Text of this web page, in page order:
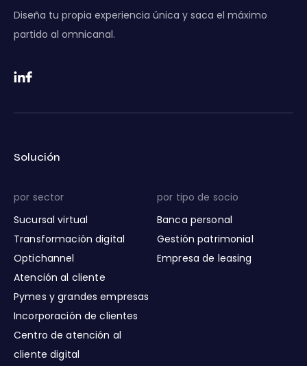
Diseña tu propia experiencia única y saca el máximo
partido al omnicanal.
Solución
por sector
Sucursal virtual
Transformación digital
Optichannel
Atención al cliente
Pymes y grandes empresas
Incorporación de clientes
Centro de atención al
cliente digital
por tipo de socio
Banca personal
Gestión patrimonial
Empresa de leasing